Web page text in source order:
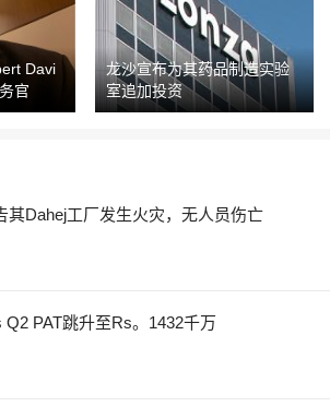
Davi
官
龙沙宣布为其药品制造实验
室追加投资
其Dahej工厂发生火灾，无人员伤亡
PAT跳升至Rs。1432千万